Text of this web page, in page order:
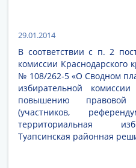
29.01.2014
В соответствии с п. 2
комиссии Краснодарского
№ 108/262-5 «О Сводном
избирательной
повышению правовой
(участников,
территориальная
Туапсинская районная